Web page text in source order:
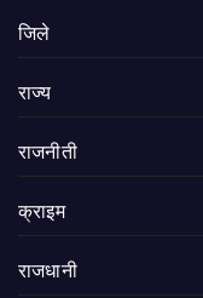
जिले
राज्य
राजनीती
क्राइम
राजधानी